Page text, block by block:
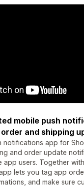
mobile push
and shipping
notifications app for
and order update
app users. Together
lets you tag app
and make sure